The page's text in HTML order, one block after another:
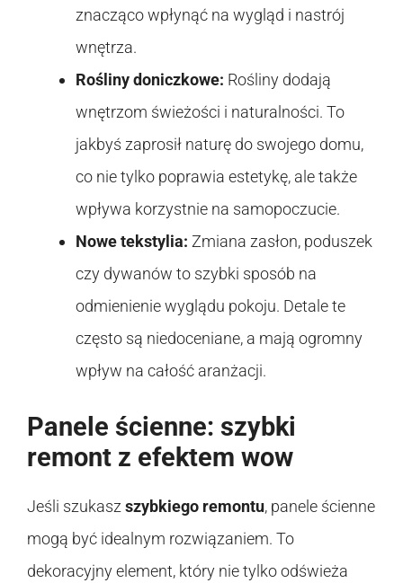
znacząco wpłynąć na wygląd i nastrój
wnętrza.
Rośliny doniczkowe: Rośliny dodają
wnętrzom świeżości i naturalności. To
jakbyś zaprosił naturę do swojego domu,
co nie tylko poprawia estetykę, ale także
wpływa korzystnie na samopoczucie.
Nowe tekstylia: Zmiana zasłon, poduszek
czy dywanów to szybki sposób na
odmienienie wyglądu pokoju. Detale te
często są niedoceniane, a mają ogromny
wpływ na całość aranżacji.
Panele ścienne: szybki
remont z efektem wow
Jeśli szukasz szybkiego remontu, panele ścienne
mogą być idealnym rozwiązaniem. To
dekoracyjny element, który nie tylko odświeża